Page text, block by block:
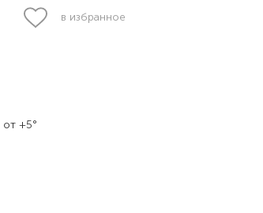
в избранное
от +5°